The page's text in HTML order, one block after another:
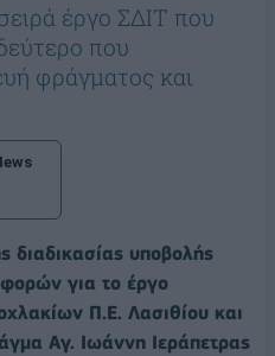
έργο ΣΔΙΤ που
που
φράγματος και
διαδικασίας υποβολής
για το έργο
Π.Ε. Λασιθίου και
Αγ. Ιωάννη Ιεράπετρας